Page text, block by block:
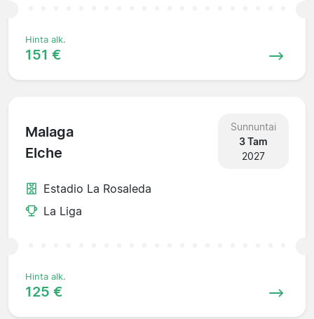
Hinta alk.
151 €
Malaga
Elche
Sunnuntai
3 Tam
2027
Estadio La Rosaleda
La Liga
Hinta alk.
125 €